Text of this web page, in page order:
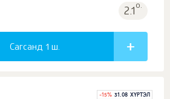
2.1о.
Сагсанд 1 ш.
-15% 31.08 ХҮРТЭЛ